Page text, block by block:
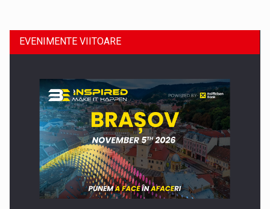
Comunicat de presa: Datele colectate de vehicule pot
deveni…
EVENIMENTE VIITOARE